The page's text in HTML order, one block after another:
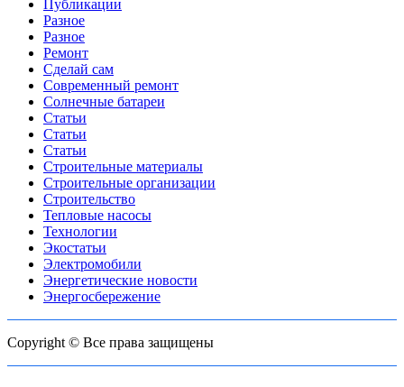
Публикации
Разное
Разное
Ремонт
Сделай сам
Современный ремонт
Солнечные батареи
Статьи
Статьи
Статьи
Строительные материалы
Строительные организации
Строительство
Тепловые насосы
Технологии
Экостатьи
Электромобили
Энергетические новости
Энергосбережение
Copyright © Все права защищены